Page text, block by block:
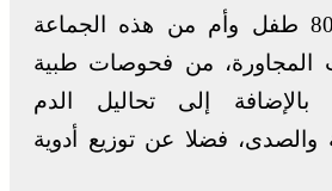
واستفاد حوالي 800 طفل وأم من هذه الجماعة
المجاورة، من فحوصات طبية
إلى تحاليل الدم
فضلا عن توزيع أدوية